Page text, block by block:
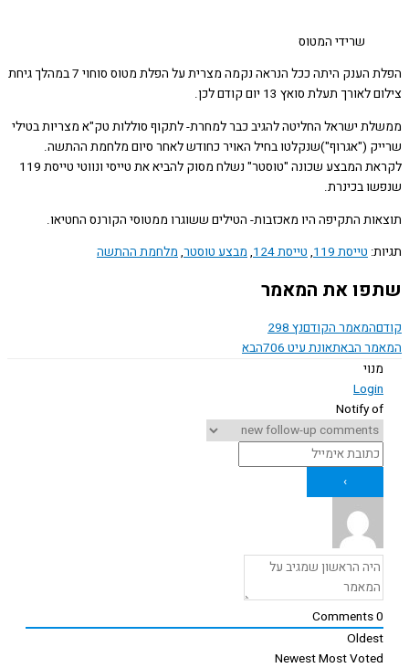
שרידי המטוס
הפלת הענק היתה ככל הנראה נקמה מצרית על הפלת מטוס סוחוי 7 במהלך גיחת
תעלת סואץ 13 יום קודם לכן.
ישראל החליטה להגיב כבר למחרת- לתקוף סוללות טק"א מצריות בטילי
("אגרוף")שנקלטו בחיל האויר כחודש לאחר סיום מלחמת ההתשה.
לקראת המבצע שכונה "טוסטר" נשלח מסוק להביא את טייסי ונווטי טייסת 119
בכינרת.
התקיפה היו מאכזבות- הטילים ששוגרו ממטוסי הקורנס החטיאו.
טייסת 119 ,טייסת 124 ,מבצע טוסטר,מלחמת ההתשה
את המאמר
המאמר הקודםנץ 298
הבאתאונת עיט 706
הבא
Notify
Newest Most